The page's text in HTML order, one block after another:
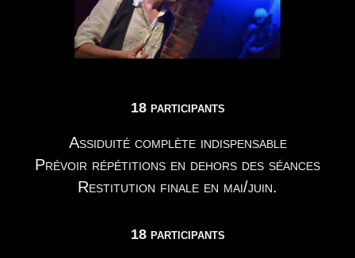
18 participants
Assiduité complète indispensable
Prévoir répétitions en dehors des séances
Restitution finale en mai/juin.
18 participants